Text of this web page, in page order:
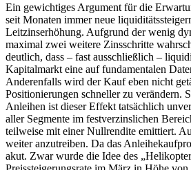
Ein gewichtiges Argument für die
seit Monaten immer neue
Leitzinserhöhung. Aufgrund der wenig
maximal zwei weitere Zinsschritte
deutlich, dass – fast ausschließlich –
Kapitalmarkt eine auf fundamentalen
Anderenfalls wird der Kauf eben nicht
Positionierungen schneller zu verändern.
Anleihen ist dieser Effekt tatsächlich
aller Segmente im festverzinslichen
teilweise mit einer Nullrendite emittiert.
weiter anzutreiben. Da das
akut. Zwar wurde die Idee des